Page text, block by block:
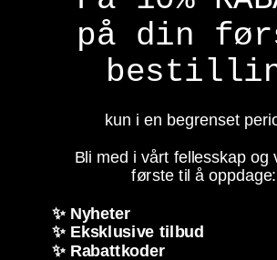
Coraline Camo
Kjøp
Coraline
149,-
På lager
på din
kun i en begrenset
Bli med i vårt fellesskap
første til å oppdage:
✨ Nyheter
✨ Eksklusive tilbud
✨ Rabattkoder